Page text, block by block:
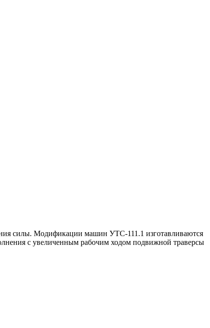
силы. Модификации машин УТС-111.1 изготавливаются
с увеличенным рабочим ходом подвижной траверсы